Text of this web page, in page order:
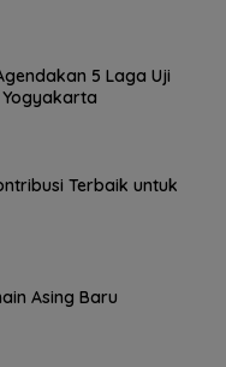
5 Laga Uji
Terbaik untuk
Asing Baru